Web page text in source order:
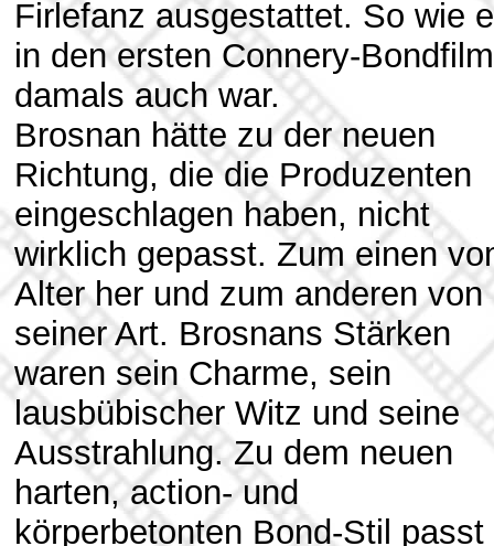
Firlefanz ausgestattet. So wie
in den ersten Connery-
damals auch war.
Brosnan hätte zu der neuen
Richtung, die die Produzenten
eingeschlagen haben, nicht
wirklich gepasst. Zum einen
Alter her und zum anderen von
seiner Art. Brosnans Stärken
waren sein Charme, sein
lausbübischer Witz und seine
Ausstrahlung. Zu dem neuen
harten, action- und
körperbetonten Bond-Stil passt